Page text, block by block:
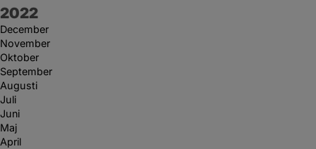
År:
2022
December
November
Oktober
September
Augusti
Juli
Juni
Maj
April